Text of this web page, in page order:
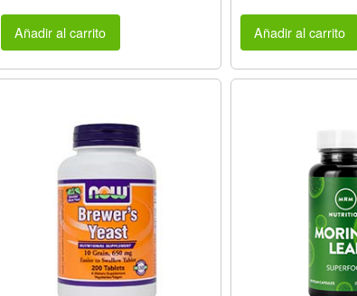
Añadir al carrito Añadir al carrito